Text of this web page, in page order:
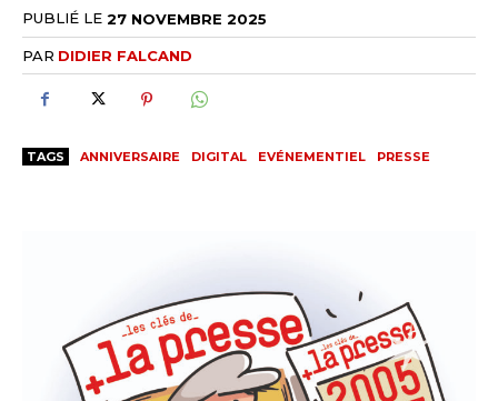
PUBLIÉ LE 27 NOVEMBRE 2025
PAR DIDIER FALCAND
TAGS ANNIVERSAIRE DIGITAL EVÉNEMENTIEL PRESSE